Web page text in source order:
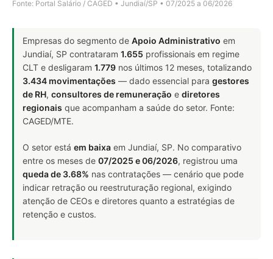
Fonte: Portal Salário / CAGED • Jundiaí/SP • 07/2025 a 06/2026
Empresas do segmento de Apoio Administrativo em
Jundiaí, SP contrataram 1.655 profissionais em regime
CLT e desligaram 1.779 nos últimos 12 meses, totalizando
3.434 movimentações — dado essencial para gestores
de RH, consultores de remuneração e diretores
regionais que acompanham a saúde do setor. Fonte:
CAGED/MTE.
O setor está em baixa em Jundiaí, SP. No comparativo
entre os meses de 07/2025 e 06/2026, registrou uma
queda de 3.68% nas contratações — cenário que pode
indicar retração ou reestruturação regional, exigindo
atenção de CEOs e diretores quanto a estratégias de
retenção e custos.